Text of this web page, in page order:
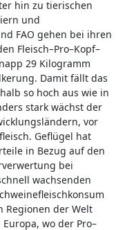
Damit fällt das
so hoch aus wie in
stark wächst der
vor
Geflügel hat
in Bezug auf den
bei
wachsenden
der Welt
wo der Pro–
die Wahl der
deutlich
bei
Konsum von